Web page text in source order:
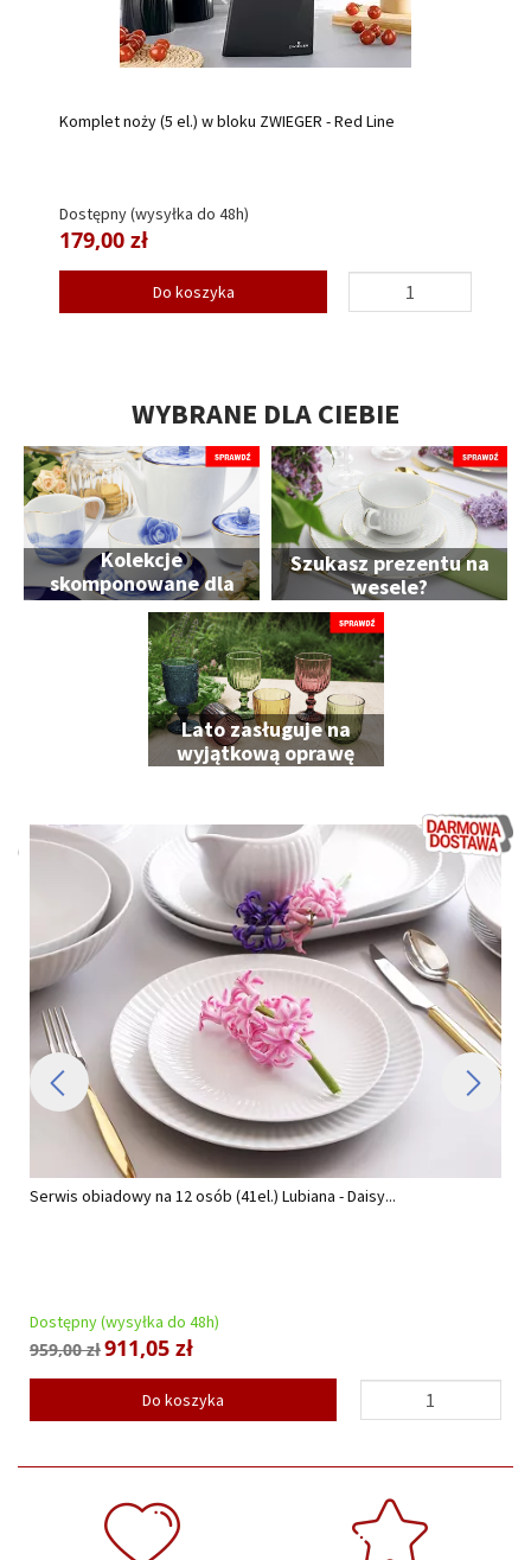
Komplet noży (5 el.) w bloku ZWIEGER - Red Line
Dostępny (wysyłka do 48h)
179,00 zł
Do koszyka
WYBRANE DLA CIEBIE
Kolekcje
skomponowane dla
Ciebie
Szukasz prezentu na
wesele?
Lato zasługuje na
wyjątkową oprawę
Serwis obiadowy na 12 osób (41el.) Lubiana - Daisy...
Dostępny (wysyłka do 48h)
959,00 zł911,05 zł
Do koszyka